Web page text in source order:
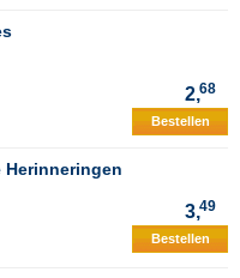
2,68
Bestellen
Herinneringen
3,49
Bestellen